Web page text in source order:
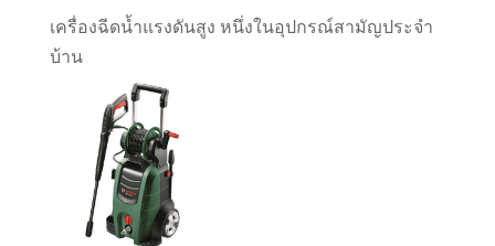
เครื่องฉีดน้ำแรงดันสูง หนึ่งในอุปกรณ์สามัญประจำ
บ้าน